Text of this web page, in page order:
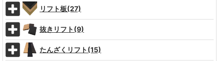
リフト板(27)
抜きリフト(9)
たんざくリフト(15)